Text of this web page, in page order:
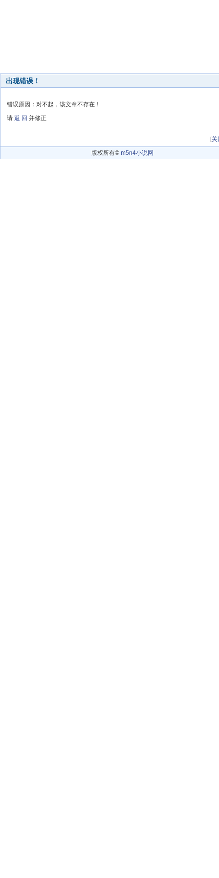
出现错误！
错误原因：对不起，该文章不存在！
请 返 回 并修正
[关
版权所有© m5n4小说网